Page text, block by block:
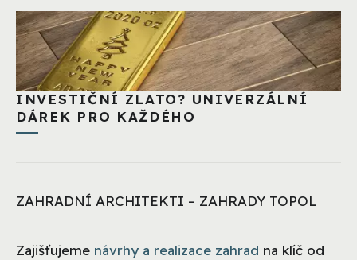
INVESTIČNÍ ZLATO? UNIVERZÁLNÍ
DÁREK PRO KAŽDÉHO
ZAHRADNÍ ARCHITEKTI – ZAHRADY TOPOL
Zajišťujeme návrhy a realizace zahrad na klíč od